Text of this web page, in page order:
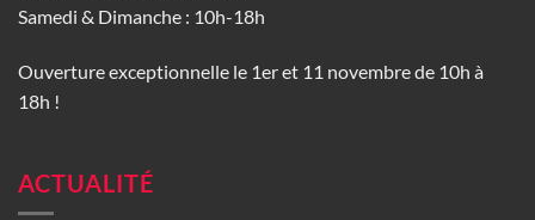
Samedi & Dimanche : 10h-18h
Ouverture exceptionnelle le 1er et 11 novembre de 10h à
18h !
ACTUALITÉ